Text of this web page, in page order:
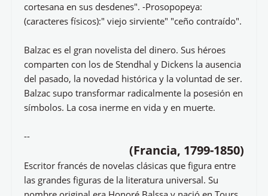
cortesana en sus desdenes". -Prosopopeya:
(caracteres físicos):" viejo sirviente" "ceño contraído".
Balzac es el gran novelista del dinero. Sus héroes
comparten con los de Stendhal y Dickens la ausencia
del pasado, la novedad histórica y la voluntad de ser.
Balzac supo transformar radicalmente la posesión en
símbolos. La cosa inerme en vida y en muerte.
--
(Francia, 1799-1850)
Escritor francés de novelas clásicas que figura entre
las grandes figuras de la literatura universal. Su